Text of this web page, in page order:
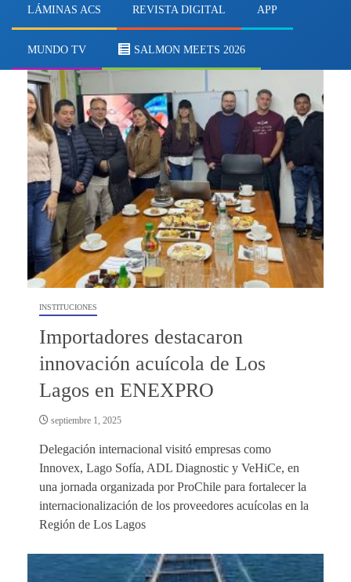
LÁMINAS ACS REVISTA DIGITAL APP
MUNDO TV SALMON MEETS 2026
laboratorios
INSTITUCIONES
Importadores destacaron
innovación acuícola de Los
Lagos en ENEXPRO
septiembre 1, 2025
Delegación internacional visitó empresas como
Innovex, Lago Sofía, ADL Diagnostic y VeHiCe, en
una jornada organizada por ProChile para fortalecer la
internacionalización de los proveedores acuícolas en la
Región de Los Lagos